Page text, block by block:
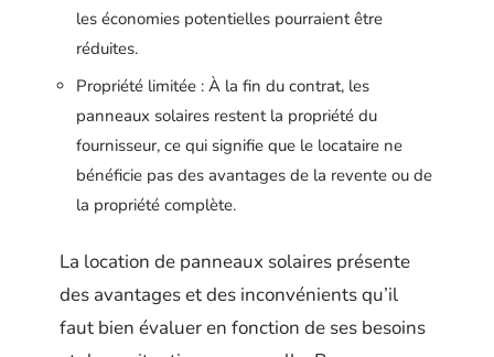
les économies potentielles pourraient être
réduites.
Propriété limitée : À la fin du contrat, les
panneaux solaires restent la propriété du
fournisseur, ce qui signifie que le locataire ne
bénéficie pas des avantages de la revente ou de
la propriété complète.
La location de panneaux solaires présente
des avantages et des inconvénients qu’il
faut bien évaluer en fonction de ses besoins